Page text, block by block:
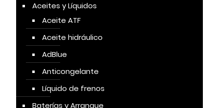
Aceites y Líquidos
Aceite ATF
Aceite hidráulico
AdBlue
Anticongelante
Líquido de frenos
Baterías y Arranque